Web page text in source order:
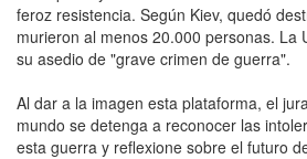
feroz resistencia. Según Kiev, quedó
murieron al menos 20.000 personas. La
su asedio de "grave crimen de guerra".
Al dar a la imagen esta plataforma, el
mundo se detenga a reconocer las
esta guerra y reflexione sobre el futuro